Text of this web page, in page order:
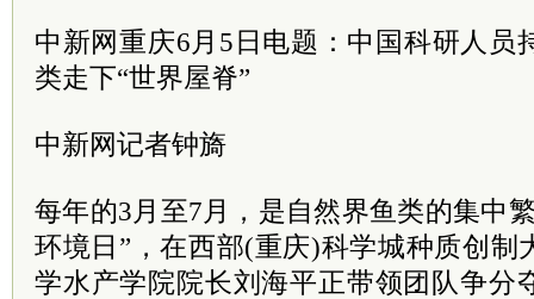
中新网重庆6月5日电题：中国科研人员
类走下“世界屋脊”
中新网记者钟旖
每年的3月至7月，是自然界鱼类的集中
环境日”，在西部(重庆)科学城种质创制
学水产学院院长刘海平正带领团队争分